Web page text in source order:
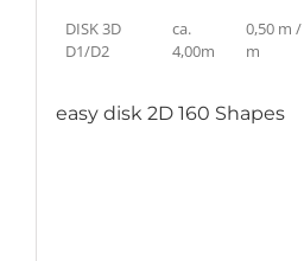
DISK 3D
D1/D2
ca.
4,00m
0,50 m
m
easy disk 2D 160 Shapes